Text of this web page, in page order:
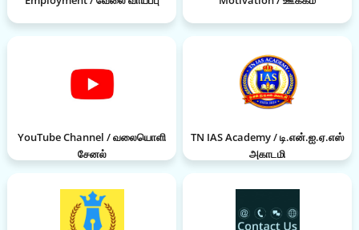
YouTube Channel / வலையொளி
சேனல்
TN IAS Academy / டி.என்.ஐ.ஏ.எஸ்
அகாடமி